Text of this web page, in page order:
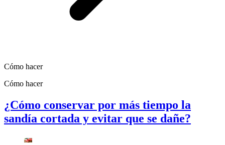
Cómo hacer
Cómo hacer
¿Cómo conservar por más tiempo la
sandía cortada y evitar que se dañe?